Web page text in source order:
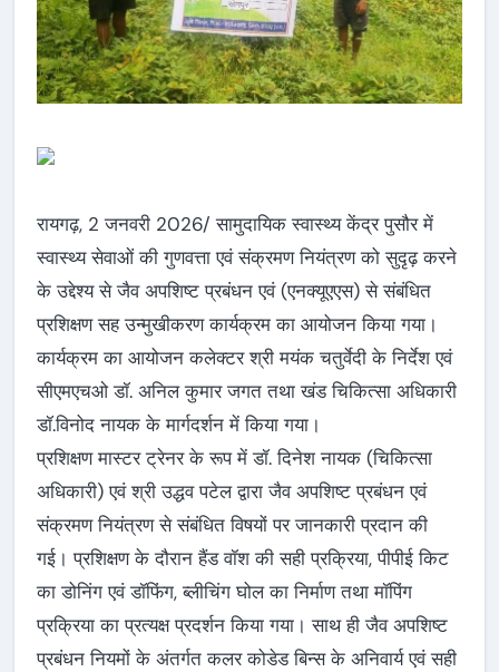
रायगढ़, 2 जनवरी 2026/ सामुदायिक स्वास्थ्य केंद्र पुसौर में
स्वास्थ्य सेवाओं की गुणवत्ता एवं संक्रमण नियंत्रण को सुदृढ़ करने
के उद्देश्य से जैव अपशिष्ट प्रबंधन एवं (एनक्यूएएस) से संबंधित
प्रशिक्षण सह उन्मुखीकरण कार्यक्रम का आयोजन किया गया।
कार्यक्रम का आयोजन कलेक्टर श्री मयंक चतुर्वेदी के निर्देश एवं
सीएमएचओ डॉ. अनिल कुमार जगत तथा खंड चिकित्सा अधिकारी
डॉ.विनोद नायक के मार्गदर्शन में किया गया।
प्रशिक्षण मास्टर ट्रेनर के रूप में डॉ. दिनेश नायक (चिकित्सा
अधिकारी) एवं श्री उद्धव पटेल द्वारा जैव अपशिष्ट प्रबंधन एवं
संक्रमण नियंत्रण से संबंधित विषयों पर जानकारी प्रदान की
गई। प्रशिक्षण के दौरान हैंड वॉश की सही प्रक्रिया, पीपीई किट
का डोनिंग एवं डॉफिंग, ब्लीचिंग घोल का निर्माण तथा मॉपिंग
प्रक्रिया का प्रत्यक्ष प्रदर्शन किया गया। साथ ही जैव अपशिष्ट
प्रबंधन नियमों के अंतर्गत कलर कोडेड बिन्स के अनिवार्य एवं सही